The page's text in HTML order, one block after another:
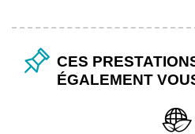
CES
ÉGALEMENT